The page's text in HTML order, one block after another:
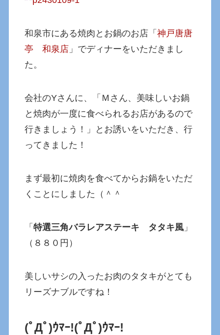
和泉市にある焼肉とお鍋のお店「神戸唐唐
亭 和泉店 」でディナーをいただきまし
た。
会社のYさんに、「Ｍさん、美味しいお鍋
と焼肉が一度に食べられるお店があるので
行きましょう！」とお誘いをいただき、行
ってきました！
まず最初に焼肉を食べてからお鍋をいただ
くことにしました（＾＾
「特選三角バラレアステーキ タタキ風 」
（８８０円）
美しいサシの入ったお肉のタタキがとても
リーズナブルですね！
(ﾟДﾟ)ｳﾏｰ!(ﾟДﾟ)ｳﾏｰ!